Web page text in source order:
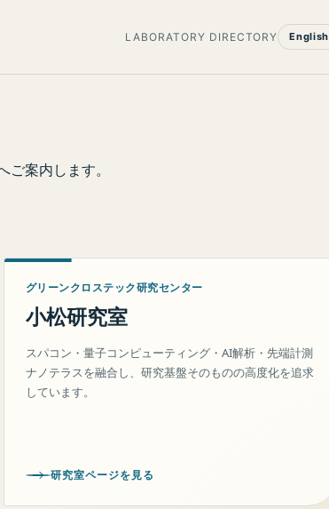
LABORATORY DIRECTORY English
案内します。
グリーンクロステック研究センター
小松研究室
スパコン・量子コンピューティング・AI解析・先端計測
ナノテラスを融合し、研究基盤そのものの高度化を追求
しています。
研究室ページを見る